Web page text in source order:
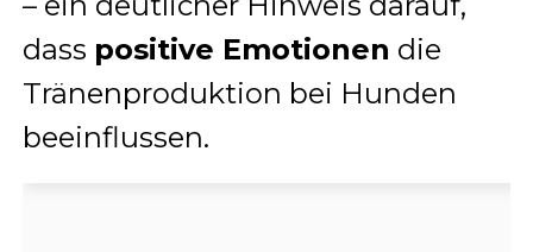
dass positive Emotionen die
Tränenproduktion bei Hunden
beeinflussen.